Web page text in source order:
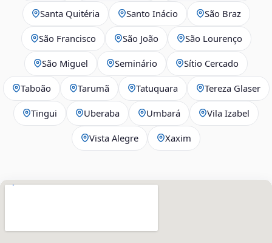
Santa Quitéria Santo Inácio São Braz
São Francisco São João São Lourenço
São Miguel Seminário Sítio Cercado
Taboão Tarumã Tatuquara Tereza Glaser
Tingui Uberaba Umbará Vila Izabel
Vista Alegre Xaxim